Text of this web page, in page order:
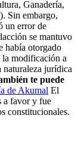
Ganadería,
Sin embargo,
un error de
se mantuvo
había otorgado
la modificación a
naturaleza jurídica
te puede
de Akumal El
a favor y fue
constitucionales.